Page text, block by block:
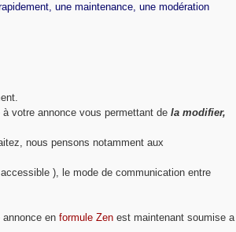
une maintenance, une modération
votre annonce vous permettant de la modifier,
nous pensons notamment aux
), le mode de communication entre
en formule Zen est maintenant soumise a